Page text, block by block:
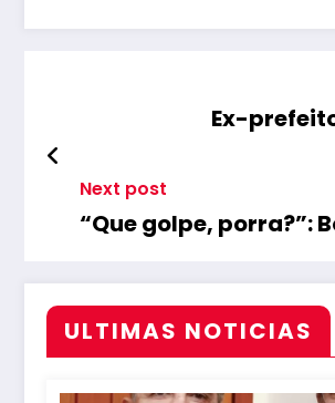
Ex-
Next post
“Que golpe, porra?”:
ULTIMAS NOTICIAS